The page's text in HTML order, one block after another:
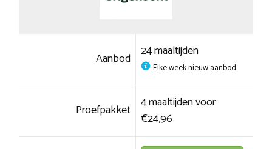
Aanbod 24 maaltijden
Elke week nieuw aanbod
Proefpakket 4 maaltijden voor
€24,96